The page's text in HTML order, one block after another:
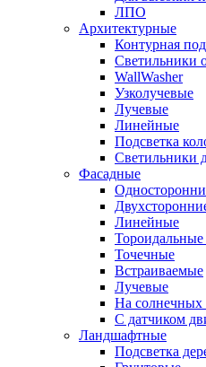
ЛПО
Архитектурные
Контурная
Светильники
WallWasher
Узколучевые
Лучевые
Линейные
Подсветка
Светильники
Фасадные
Линейные
Тороидальные
Точечные
Встраиваемые
Лучевые
На солнечных
С датчиком
Ландшафтные
Подсветка